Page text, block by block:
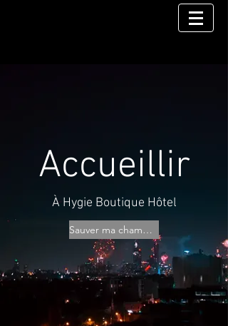
Accueillir
À Hygie Boutique Hôtel
Sauver ma chambre